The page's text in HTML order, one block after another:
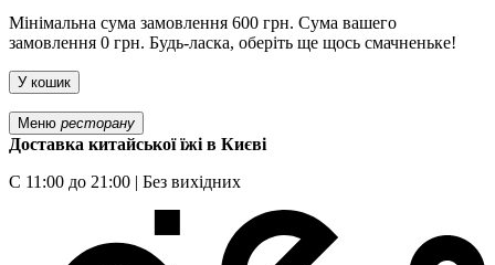
Мінімальна сума замовлення 600 грн. Сума вашего
замовлення 0 грн. Будь-ласка, оберіть ще щось смачненьке!
У кошик
Меню ресторану
Доставка китайської їжі в Києві
С 11:00 до 21:00 | Без вихідних